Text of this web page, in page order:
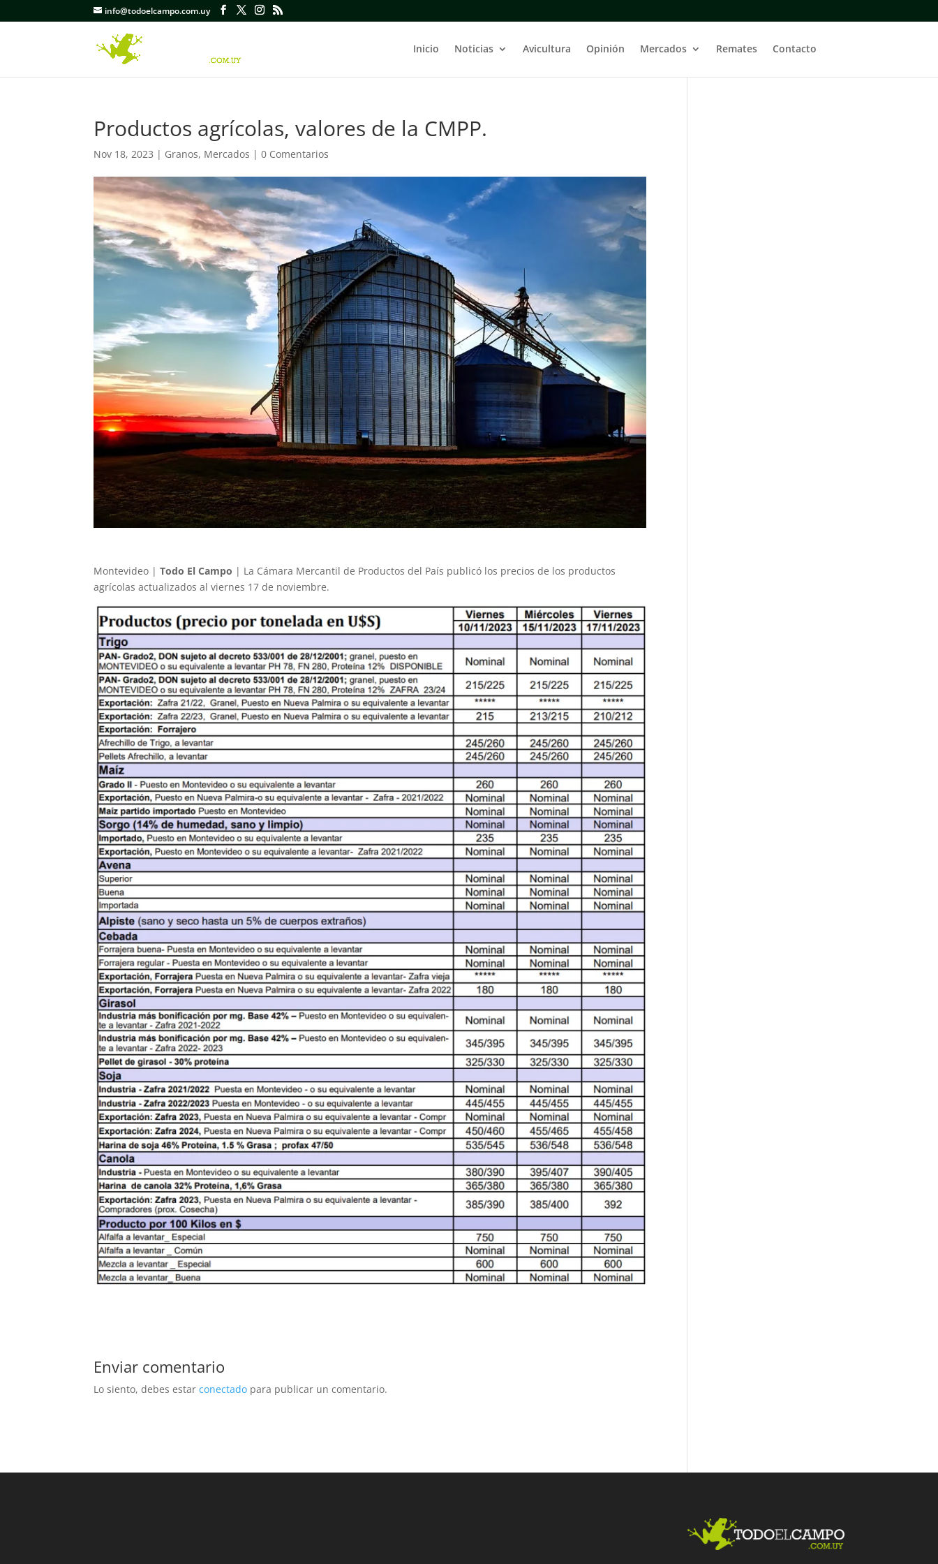
info@todoelcampo.com.uy
Inicio Noticias Avicultura Opinión Mercados Remates Contacto
Productos agrícolas, valores de la CMPP.
Nov 18, 2023 | Granos, Mercados |0 Comentarios
Montevideo |Todo El Campo | La Cámara Mercantil de Productos del País publicó los precios de los productos
agrícolas actualizados al viernes 17 de noviembre.
Enviar comentario
Lo siento, debes estarconectado para publicar un comentario.
Fac
ebo
Twit
ter